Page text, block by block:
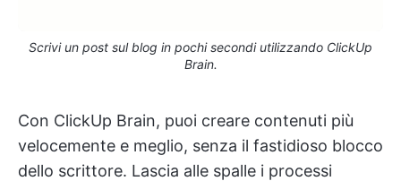
Scrivi un post sul blog in pochi secondi utilizzando ClickUp
Brain.
Con ClickUp Brain, puoi creare contenuti più
velocemente e meglio, senza il fastidioso blocco
dello scrittore. Lascia alle spalle i processi